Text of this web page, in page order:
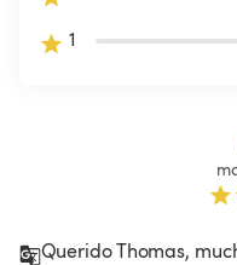
1
Querido Thomas,